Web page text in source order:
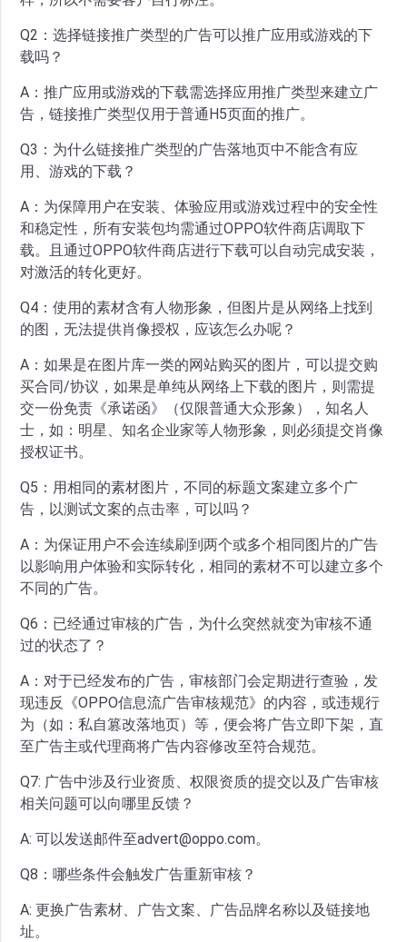
Q2：选择链接推广类型的广告可以推广应用或游戏的下
载吗？
A：推广应用或游戏的下载需选择应用推广类型来建立广
告，链接推广类型仅用于普通H5页面的推广。
Q3：为什么链接推广类型的广告落地页中不能含有应
用、游戏的下载？
A：为保障用户在安装、体验应用或游戏过程中的安全性
和稳定性，所有安装包均需通过OPPO软件商店调取下
载。且通过OPPO软件商店进行下载可以自动完成安装，
对激活的转化更好。
Q4：使用的素材含有人物形象，但图片是从网络上找到
的图，无法提供肖像授权，应该怎么办呢？
A：如果是在图片库一类的网站购买的图片，可以提交购
买合同/协议，如果是单纯从网络上下载的图片，则需提
交一份免责《承诺函》（仅限普通大众形象），知名人
士，如：明星、知名企业家等人物形象，则必须提交肖像
授权证书。
Q5：用相同的素材图片，不同的标题文案建立多个广
告，以测试文案的点击率，可以吗？
A：为保证用户不会连续刷到两个或多个相同图片的广告
以影响用户体验和实际转化，相同的素材不可以建立多个
不同的广告。
Q6：已经通过审核的广告，为什么突然就变为审核不通
过的状态了？
A：对于已经发布的广告，审核部门会定期进行查验，发
现违反《OPPO信息流广告审核规范》的内容，或违规行
为（如：私自篡改落地页）等，便会将广告立即下架，直
至广告主或代理商将广告内容修改至符合规范。
Q7: 广告中涉及行业资质、权限资质的提交以及广告审核
相关问题可以向哪里反馈？
A: 可以发送邮件至advert@oppo.com。
Q8：哪些条件会触发广告重新审核？
A: 更换广告素材、广告文案、广告品牌名称以及链接地
址。